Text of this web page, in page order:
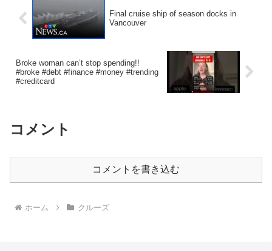
Final cruise ship of season docks in
Vancouver
Broke woman can’t stop spending!!
#broke #debt #finance #money #trending
#creditcard
コメント
コメントを書き込む
ホーム クルーズ